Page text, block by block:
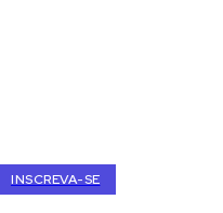
INSCREVA-SE